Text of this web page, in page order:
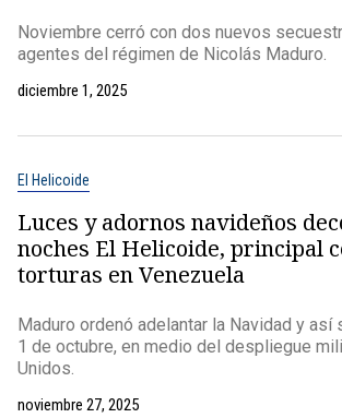
Noviembre cerró con dos nuevos
agentes del régimen de Nicolás Maduro.
diciembre 1, 2025
El Helicoide
Luces y adornos navideños
noches El Helicoide, principal
torturas en Venezuela
Maduro ordenó adelantar la Navidad y
1 de octubre, en medio del despliegue
Unidos.
noviembre 27, 2025